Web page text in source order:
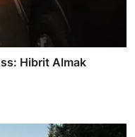
Hibrit Almak